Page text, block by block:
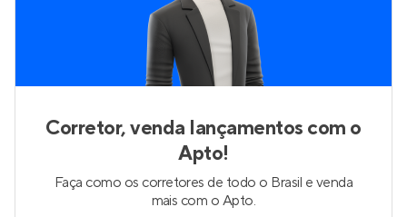
Corretor, venda lançamentos com o
Apto!
Faça como os corretores de todo o Brasil e venda
mais com o Apto.